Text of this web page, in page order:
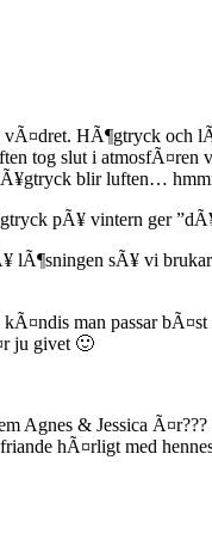
HÃ¶gtryck och
tog slut i
blir luften…
pÃ¥ vintern ger
sÃ¥ vi
man passar
ju givet 🙂
Agnes & Jessica
hÃ¤rligt med